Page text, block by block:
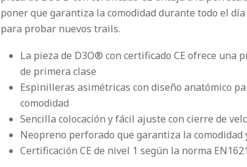
poner que garantiza la comodidad durante todo el
para probar nuevos trails.
La pieza de D3O® con certificado CE ofrece una
de primera clase
Espinilleras asimétricas con diseño anatómico
comodidad
Sencilla colocación y fácil ajuste con cierre de
Neopreno perforado que garantiza la
Certificación CE de nivel 1 según la norma